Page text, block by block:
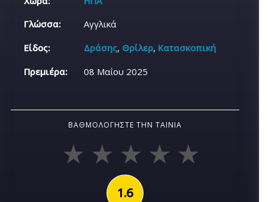
Γλώσσα:
Αγγλικά
Είδος:
Δράσης, Θρίλερ, Κατασκοπική
Πρεμιέρα:
08 Μαΐου 2025
ΒΑΘΜΟΛΟΓΉΣΤΕ ΤΗΝ ΤΑΙΝΊΑ
1.6